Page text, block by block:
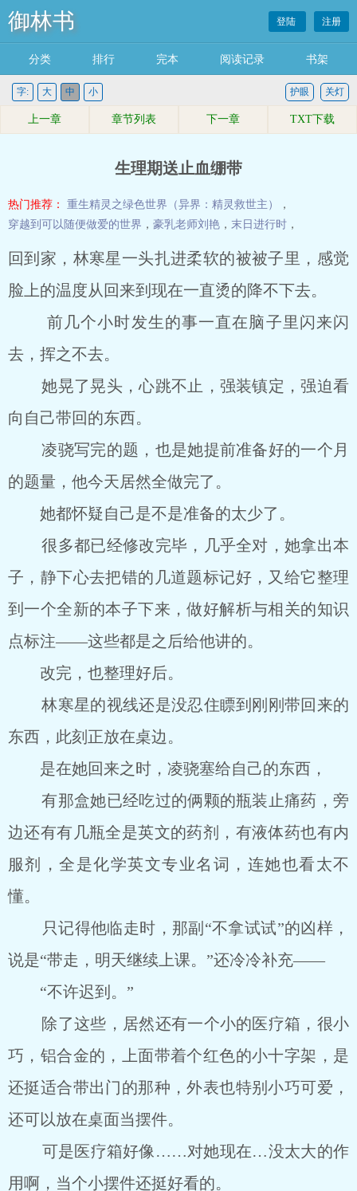
御林书 登陆 注册
分类 排行 完本 阅读记录 书架
字: 大 中 小 关灯
护眼
上一章 章节列表 下一章 TXT下载
生理期送止血绷带
热门推荐： 重生精灵之绿色世界（异界：精灵救世主）
，
穿越到可以随便做爱的世界 ， 豪乳老师刘艳 ， 末日进行时 ，
回到家，林寒星一头扎进柔软的被被子里，感觉
脸上的温度从回来到现在一直烫的降不下去。
前几个小时发生的事一直在脑子里闪来闪
去，挥之不去。
她晃了晃头，心跳不止，强装镇定，强迫看
向自己带回的东西。
凌骁写完的题，也是她提前准备好的一个月
的题量，他今天居然全做完了。
她都怀疑自己是不是准备的太少了。
很多都已经修改完毕，几乎全对，她拿出本
子，静下心去把错的几道题标记好，又给它整理
到一个全新的本子下来，做好解析与相关的知识
点标注――这些都是之后给他讲的。
改完，也整理好后。
林寒星的视线还是没忍住瞟到刚刚带回来的
东西，此刻正放在桌边。
是在她回来之时，凌骁塞给自己的东西，
有那盒她已经吃过的俩颗的瓶装止痛药，旁
边还有有几瓶全是英文的药剂，有液体药也有内
服剂，全是化学英文专业名词，连她也看太不
懂。
只记得他临走时，那副“不拿试试”的凶样，
说是“带走，明天继续上课。”还冷冷补充――
“不许迟到。”
除了这些，居然还有一个小的医疗箱，很小
巧，铝合金的，上面带着个红色的小十字架，是
还挺适合带出门的那种，外表也特别小巧可爱，
还可以放在桌面当摆件。
可是医疗箱好像……对她现在…没太大的作
用啊，当个小摆件还挺好看的。